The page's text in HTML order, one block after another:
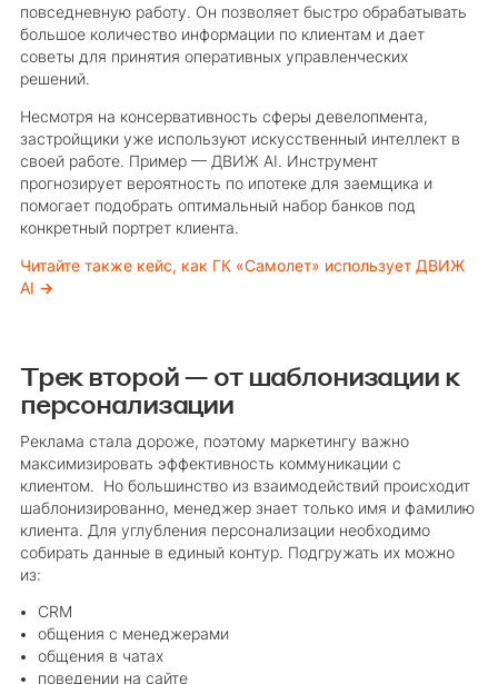
повседневную работу. Он позволяет быстро обрабатывать
большое количество информации по клиентам и дает
советы для принятия оперативных управленческих
решений.
Несмотря на консервативность сферы девелопмента,
застройщики уже используют искусственный интеллект в
своей работе. Пример — ДВИЖ AI. Инструмент
прогнозирует вероятность по ипотеке для заемщика и
помогает подобрать оптимальный набор банков под
конкретный портрет клиента.
Читайте также кейс, как ГК «Самолет» использует ДВИЖ
AI →
Трек второй — от шаблонизации к
персонализации
Реклама стала дороже, поэтому маркетингу важно
максимизировать эффективность коммуникации с
клиентом. Но большинство из взаимодействий происходит
шаблонизированно, менеджер знает только имя и фамилию
клиента. Для углубления персонализации необходимо
собирать данные в единый контур. Подгружать их можно
из:
CRM
общения с менеджерами
общения в чатах
поведении на сайте